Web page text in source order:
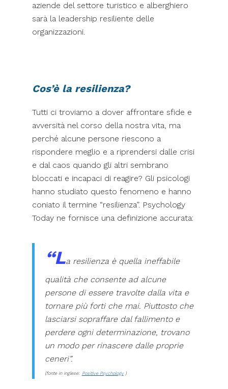
aziende del settore turistico e alberghiero
sarà la leadership resiliente delle
organizzazioni.
Cos’è la resilienza?
Tutti ci troviamo a dover affrontare sfide e
avversità nel corso della nostra vita, ma
perché alcune persone riescono a
rispondere meglio e a riprendersi dalle crisi
e dal caos quando gli altri sembrano
bloccati e incapaci di reagire? Gli psicologi
hanno studiato questo fenomeno e hanno
coniato il termine “resilienza”. Psychology
Today ne fornisce una definizione accurata:
“La resilienza è quella ineffabile
qualità che consente ad alcune
persone di essere travolte dalla vita e
tornare più forti che mai. Piuttosto che
lasciarsi sopraffare dal fallimento e
perdere ogni determinazione, trovano
un modo per rinascere dalle proprie
ceneri”.
(fonte in inglese: Positive Psychology)